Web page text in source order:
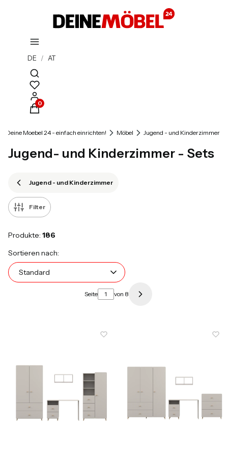
DE / AT
Suchmaschine öffnen
Produkte im Warenkorb: 0. Details anzeigen
Deine Moebel 24 - einfach einrichten! Möbel Jugend - und Kinderzimmer
Jugend- und Kinderzimmer - Sets
Jugend - und Kinderzimmer
Filter
Produkte: 186
Produktliste
Sortieren nach:
Standard
Seite von 8 Nächste Produkte